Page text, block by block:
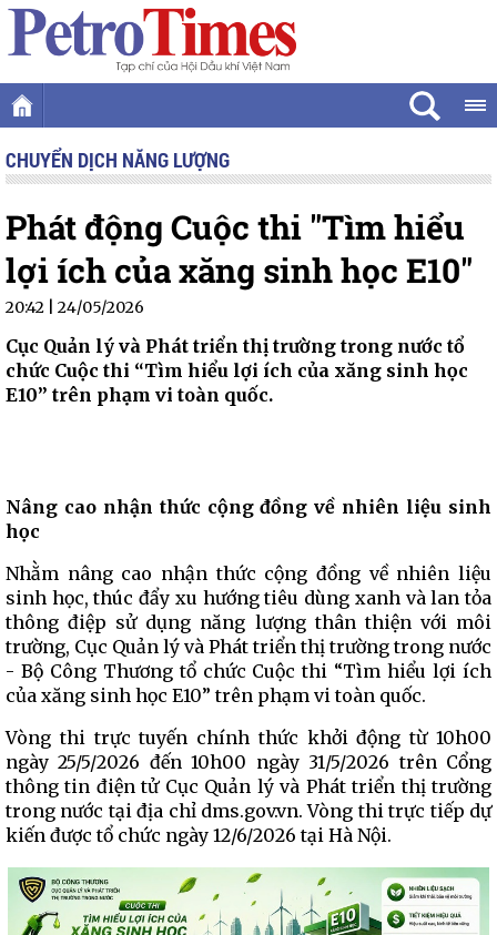
CHUYỂN DỊCH NĂNG LƯỢNG
Phát động Cuộc thi "Tìm hiểu
lợi ích của xăng sinh học E10"
20:42 | 24/05/2026
Cục Quản lý và Phát triển thị trường trong nước tổ
chức Cuộc thi “Tìm hiểu lợi ích của xăng sinh học
E10” trên phạm vi toàn quốc.
Nâng cao nhận thức cộng đồng về nhiên liệu sinh
học
Nhằm nâng cao nhận thức cộng đồng về nhiên liệu
sinh học, thúc đẩy xu hướng tiêu dùng xanh và lan tỏa
thông điệp sử dụng năng lượng thân thiện với môi
trường, Cục Quản lý và Phát triển thị trường trong nước
- Bộ Công Thương tổ chức Cuộc thi “Tìm hiểu lợi ích
của xăng sinh học E10” trên phạm vi toàn quốc.
Vòng thi trực tuyến chính thức khởi động từ 10h00
ngày 25/5/2026 đến 10h00 ngày 31/5/2026 trên Cổng
thông tin điện tử Cục Quản lý và Phát triển thị trường
trong nước tại địa chỉ dms.gov.vn. Vòng thi trực tiếp dự
kiến được tổ chức ngày 12/6/2026 tại Hà Nội.